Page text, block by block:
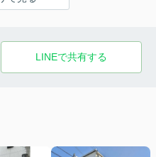
LINEで共有する